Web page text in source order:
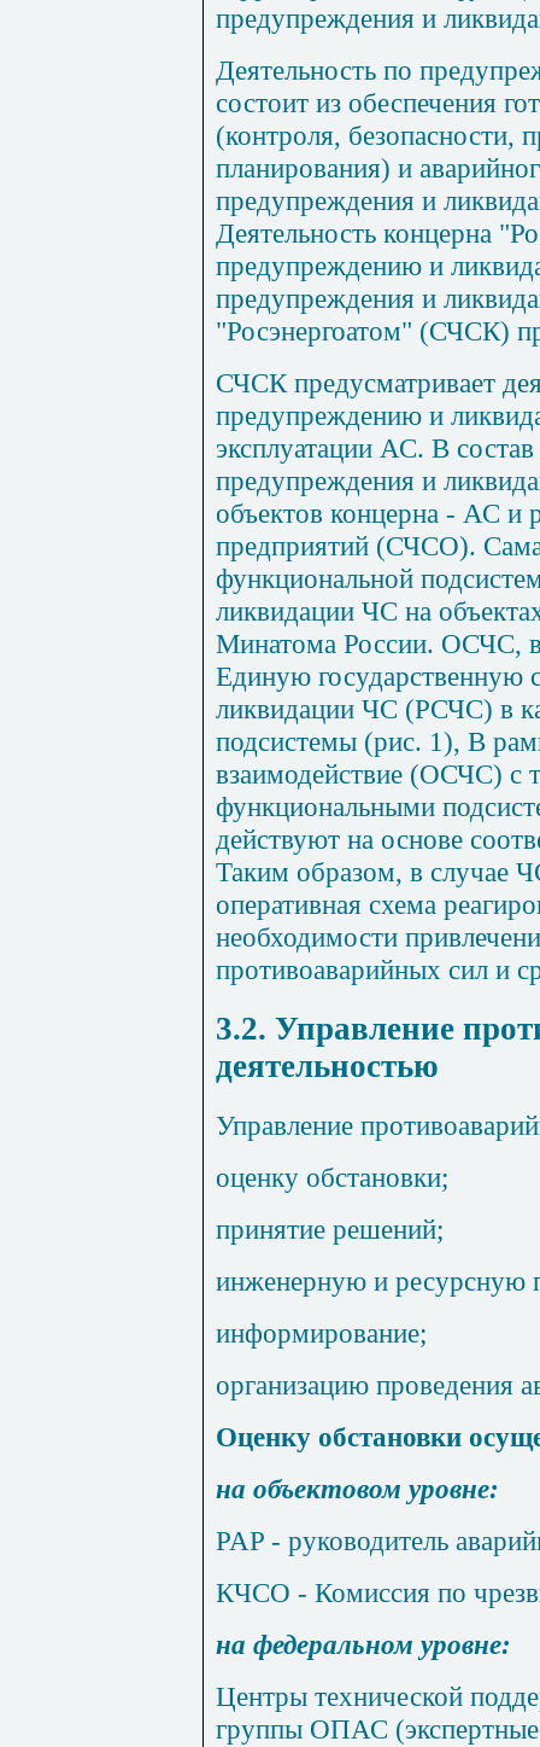
предупреждения и
Деятельность по
состоит из обеспечения
(контроля, безопасности,
планирования) и
предупреждения и
Деятельность концерна
предупреждению и
предупреждения и
"Росэнергоатом" (СЧСК)
СЧСК предусматривает
предупреждению и
эксплуатации АС. В
предупреждения и
объектов концерна - АС и
предприятий (СЧСО).
функциональной
ликвидации ЧС на
Минатома России. ОСЧС,
Единую государственную
ликвидации ЧС (РСЧС) в
подсистемы (рис. 1), В
взаимодействие (ОСЧС) с
функциональными
действуют на основе
Таким образом, в случае
оперативная схема
необходимости
противоаварийных сил и
3.2. Управление
деятельностью
Управление
оценку обстановки;
принятие решений;
инженерную и ресурсную
информирование;
организацию проведения
Оценку обстановки
на объектовом уровне:
PAP - руководитель
КЧСО - Комиссия по
на федеральном уровне:
Центры технической
группы ОПАС